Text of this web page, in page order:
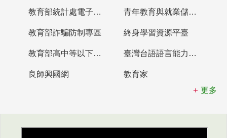
教育部統計處電子書櫃 青年教育與就業儲蓄帳戶
教育部詐騙防制專區 終身學習資源平臺
教育部高中等以下學校及幼兒園教師資格檢定考試 臺灣台語語言能力認證網站
良師興國網
教育家
更多